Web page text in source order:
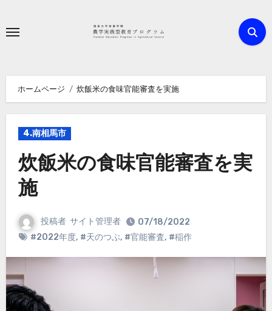
ホームページ 炊飯米の食味官能審査を実施
4.南相馬市
炊飯米の食味官能審査を実
施
投稿者 サイト管理者
07/18/2022
#2022年度, #天のつぶ, #官能審査, #稲作